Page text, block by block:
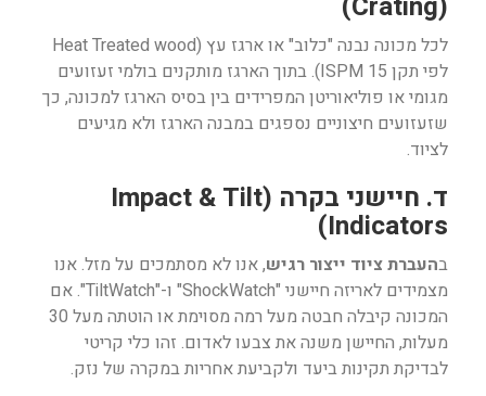
לכל מכונה נבנה "כלוב" או ארגז עץ (Heat Treated wood
לפי תקן ISPM 15). בתוך הארגז מותקנים בולמי זעזועים
מגומי או פוליאוריטן המפרידים בין בסיס הארגז למכונה, כך
שזעזועים חיצוניים נספגים במבנה הארגז ולא מגיעים
לציוד.
ד. חיישני בקרה (Impact & Tilt
Indicators)
בהעברת ציוד ייצור רגיש, אנו לא מסתמכים על מזל. אנו
מצמידים לאריזה חיישני "ShockWatch" ו-"TiltWatch". אם
המכונה קיבלה חבטה מעל רמה מסוימת או הוטתה מעל 30
מעלות, החיישן משנה את צבעו לאדום. זהו כלי קריטי
לבדיקת תקינות ביעד ולקביעת אחריות במקרה של נזק.